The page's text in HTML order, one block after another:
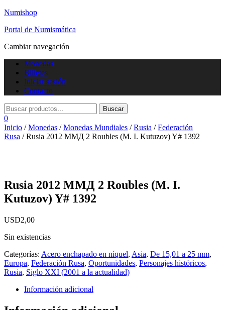
Numishop
Portal de Numismática
Cambiar navegación
Monedas
Billetes
Iniciar sesión
Contacto
0
Inicio /Monedas /Monedas Mundiales /Rusia /Federación
Rusa / Rusia 2012 ММД 2 Roubles (M. I. Kutuzov) Y# 1392
Rusia 2012 ММД 2 Roubles (M. I.
Kutuzov) Y# 1392
USD2,00
Sin existencias
Categorías: Acero enchapado en níquel, Asia, De 15,01 a 25 mm,
Europa, Federación Rusa, Oportunidades, Personajes históricos,
Rusia, Siglo XXI (2001 a la actualidad)
Información adicional